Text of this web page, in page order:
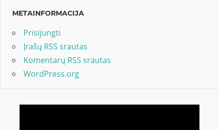
METAINFORMACIJA
Prisijungti
Įrašų RSS srautas
Komentarų RSS srautas
WordPress.org